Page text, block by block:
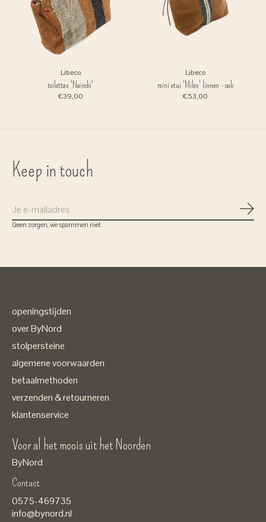
Libeco
toilettas 'Nairobi'
€39,00
Libeco
mini etui 'Miles' linnen - oak
€53,00
Keep in touch
Geen zorgen, we spammen niet
openingstijden
over ByNord
stolpersteine
algemene voorwaarden
betaalmethoden
verzenden & retourneren
klantenservice
Voor al het moois uit het Noorden
ByNord
Contact
0575-469735
info@bynord.nl